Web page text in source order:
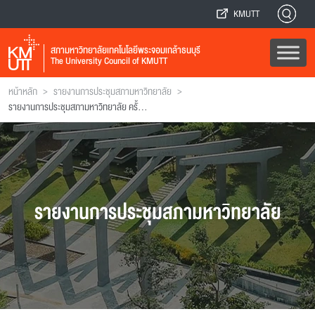
KMUTT
สภามหาวิทยาลัยเทคโนโลยีพระจอมเกล้าธนบุรี
The University Council of KMUTT
หน้าหลัก > รายงานการประชุมสภามหาวิทยาลัย >
รายงานการประชุมสภามหาวิทยาลัย ครั้งที่ 140
รายงานการประชุมสภามหาวิทยาลัย